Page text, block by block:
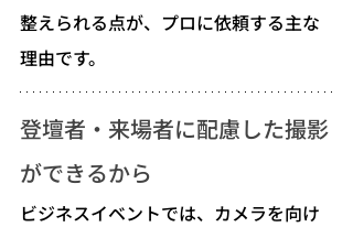
整えられる点が、プロに依頼する主な
理由です。
登壇者・来場者に配慮した撮影
ができるから
ビジネスイベントでは、カメラを向け